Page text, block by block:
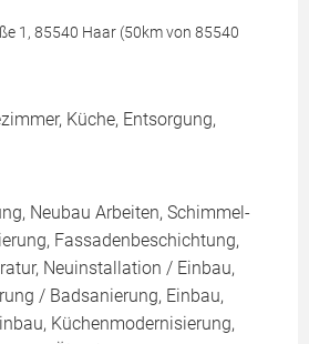
1, 85540 Haar (50km von 85540
Küche, Entsorgung,
Neubau Arbeiten, Schimmel-
Fassadenbeschichtung,
Neuinstallation / Einbau,
/ Badsanierung, Einbau,
Küchenmodernisierung,